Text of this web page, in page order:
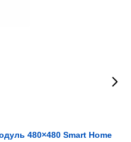
480×480 Smart Home